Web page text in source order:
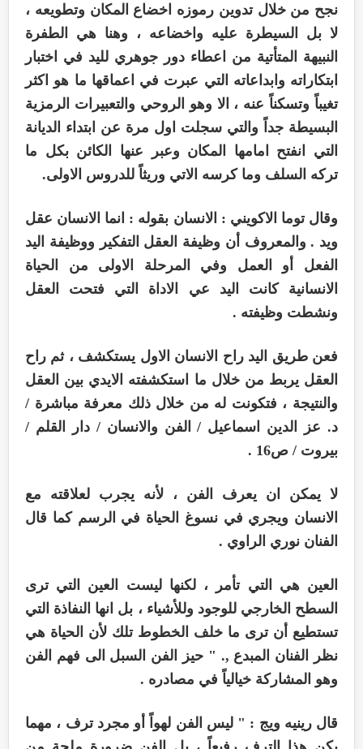
نجح من خلال تدوين رموزه اخضاع المكان وتطويعه ،
لا بل السيطرة عليه واخضاعه ، وهنا هي الطفرة
النبيهة المتأتية من اعطاء دور جوهري لليد في اختبار
ابتكاراته وابداعاته التي عبرت في اعماقها ما هو اكثر
تغيباً وتسكناً عنه ، الا وهو الروحي والتعبيرات الرمزية
البسيطة جداً والتي سجلت اول مرة عن ابتداء الديانة
التي انفتح امامها المكان وعبر عنها الكائن بكل ما
تركه السلف وما كرسه الاتي وريثاً للدروس الاولى.
وقال توما الاكويني : الانسان بقوله : انما الانسان عقل
ويد . والمعروف أن وظيفة العقل التفكير ووظيفة اليد
الفعل أو العمل وفي المرحلة الاولى من الحياة
الانسانية كانت اليد عي الاداة التي فتحت العقل
ونشطت وظيفته .
فعن طريق اليد راح الانسان الاول يستكشف ، ثم راح
العقل يربط من خلال ما استكشفته الايدي بين العقل
والنتيجة ، فتكونت له من خلال ذلك معرفة مباشرة /
د. عز الدين اسماعيل / الفن والانسان / دار القلم /
بيروت / ص16 .
لا يمكن ان يعرف الفن ، لأنه يجرب لعلاقته مع
الانسان ويجري في نسوغ الحياة في الرسم كما قال
الفنان نوري الراوي .
العين هي التي تأمر ، لكنها ليست العين التي ترى
السطح الخارجي للوجود وللأشياء ، بل انها النفاذة التي
تستطيع أن ترى ما خلف الخطوط تلك لأن الحياة هي
نظر الفنان المبدع ,. " حيز الفن السبل الى فهم الفن
وهو المشاركة خيالياً في مصادره .
قال رينيه ويج : " ليس الفن لهواً أو مجرد ترف ، مهما